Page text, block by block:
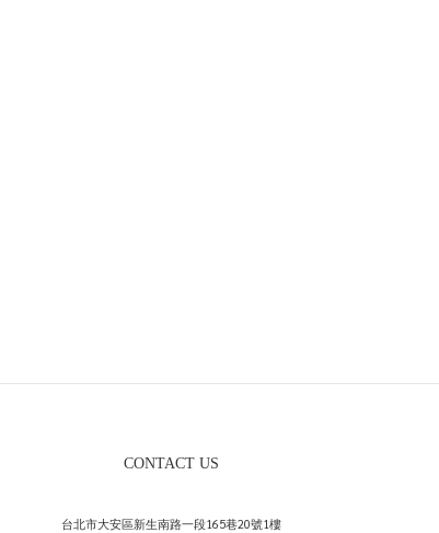
CONTACT US
台北市大安區新生南路一段165巷20號1樓